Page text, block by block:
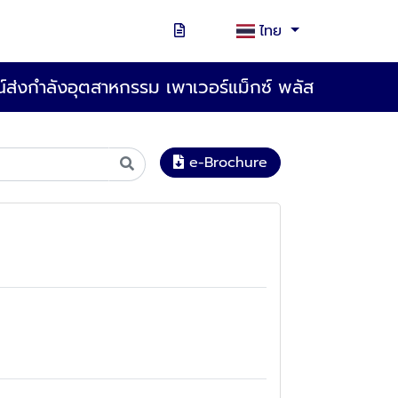
ไทย
งกำลังอุตสาหกรรม เพาเวอร์แม็กซ์ พลัส
e-Brochure